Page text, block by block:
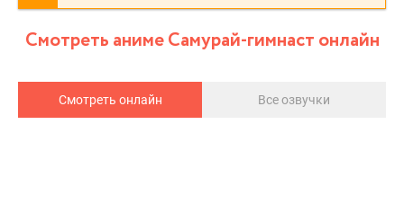
Смотреть аниме Самурай-гимнаст онлайн
Смотреть онлайн Все озвучки